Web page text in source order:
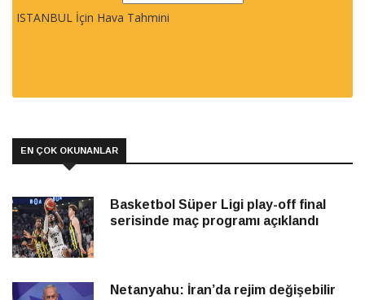
ISTANBUL İçin Hava Tahmini
EN ÇOK OKUNANLAR
Basketbol Süper Ligi play-off final
serisinde maç programı açıklandı
Netanyahu: İran’da rejim değişebilir